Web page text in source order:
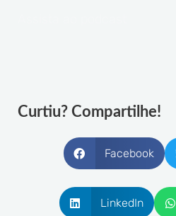
Curtiu? Compartilhe!
Facebook
LinkedIn